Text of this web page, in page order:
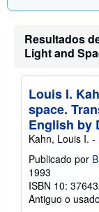
Resultados
Light and
Louis I.
space.
English by
Kahn, Louis I.
Publicado por
1993
ISBN 10:
Antiguo o usado